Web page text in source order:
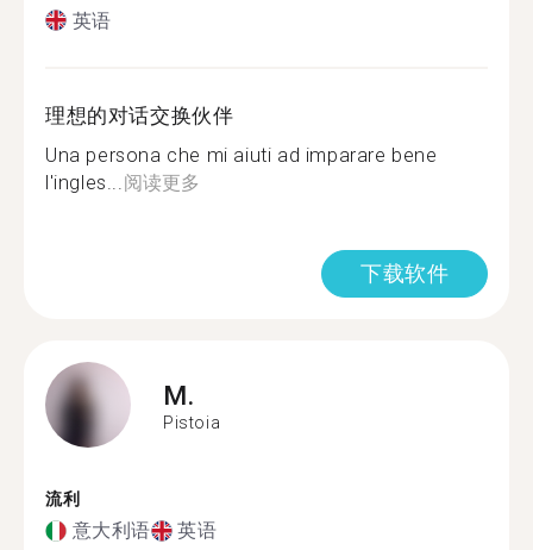
英语
理想的对话交换伙伴
Una persona che mi aiuti ad imparare bene
l'ingles... 阅读更多
下载软件
M.
Pistoia
流利
意大利语 英语